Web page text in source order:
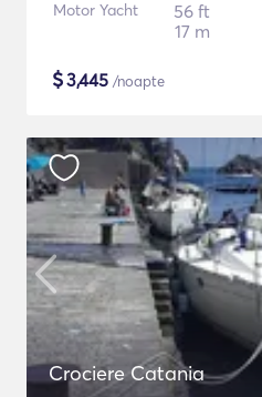
Motor Yacht
56 ft
17 m
$3,445 /noapte
Crociere Catania